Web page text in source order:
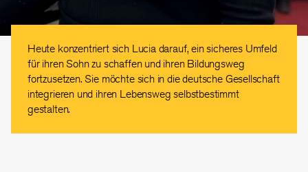
Heute konzentriert sich Lucia darauf, ein sicheres Umfeld
für ihren Sohn zu schaffen und ihren Bildungsweg
fortzusetzen. Sie möchte sich in die deutsche Gesellschaft
integrieren und ihren Lebensweg selbstbestimmt
gestalten.